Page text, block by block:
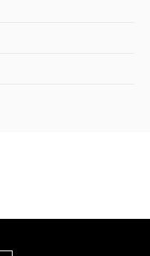
のテンポは軽快。
なっている。さら
が主人公に据えら